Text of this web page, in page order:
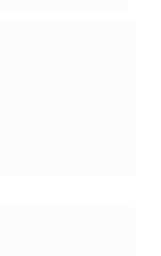
E-Mail